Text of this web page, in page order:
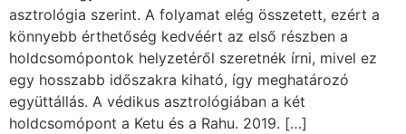
asztrológia szerint. A folyamat elég összetett, ezért a
könnyebb érthetőség kedvéért az első részben a
holdcsomópontok helyzetéről szeretnék írni, mivel ez
egy hosszabb időszakra kiható, így meghatározó
együttállás. A védikus asztrológiában a két
holdcsomópont a Ketu és a Rahu. 2019. […]